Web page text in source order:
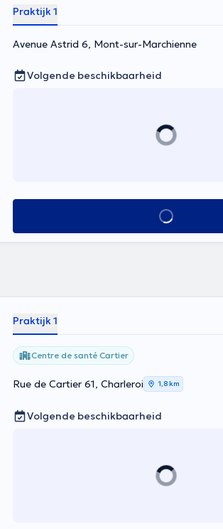
Praktijk 1
Avenue Astrid 6, Mont-sur-Marchienne
Volgende beschikbaarheid
Alles zien
Praktijk 1
Centre de santé Cartier
Rue de Cartier 61, Charleroi 1,8 km
Volgende beschikbaarheid